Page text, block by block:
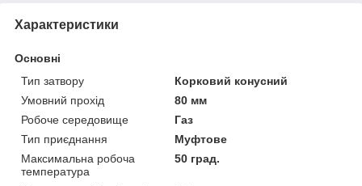
Характеристики
Основні
Тип затвору
Корковий конусний
Умовний прохід
80 мм
Робоче середовище
Газ
Тип приєднання
Муфтове
Максимальна робоча
температура
50 град.